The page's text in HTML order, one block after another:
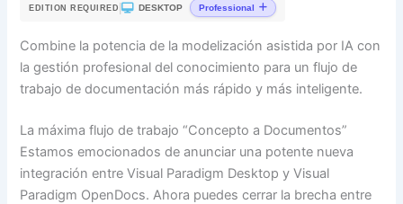
EDITION REQUIRED | DESKTOP Professional
Combine la potencia de la modelización asistida por IA con
la gestión profesional del conocimiento para un flujo de
trabajo de documentación más rápido y más inteligente.
La máxima flujo de trabajo “Concepto a Documentos”
Estamos emocionados de anunciar una potente nueva
integración entre Visual Paradigm Desktop y Visual
Paradigm OpenDocs. Ahora puedes cerrar la brecha entre